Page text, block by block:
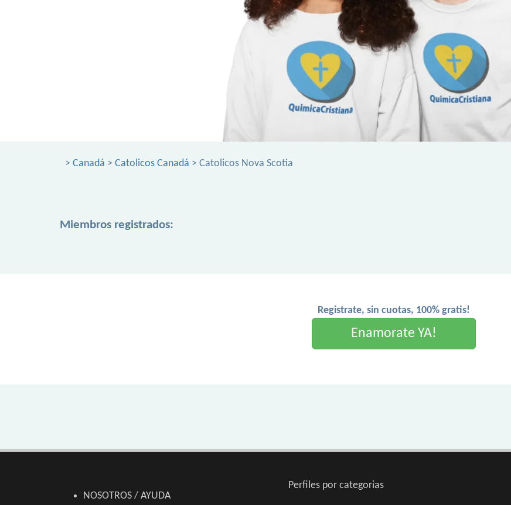
> Canadá > Catolicos Canadá > Catolicos Nova Scotia
Miembros registrados:
Registrate, sin cuotas, 100% gratis!
Enamorate YA!
NOSOTROS / AYUDA
Perfiles por categorias